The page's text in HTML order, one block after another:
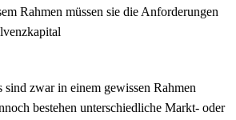
Rahmen müssen sie die Anforderungen
zwar in einem gewissen Rahmen
bestehen unterschiedliche Markt- oder